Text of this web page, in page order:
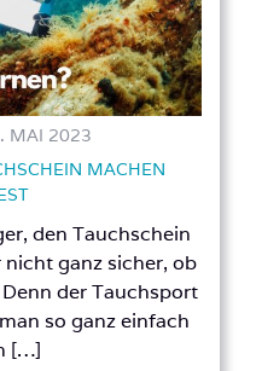
MAI 2023
MACHEN
den Tauchschein
ganz sicher, ob
der Tauchsport
so ganz einfach
[…]